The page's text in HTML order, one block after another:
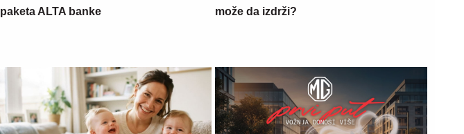
paketa ALTA banke
može da izdrži?